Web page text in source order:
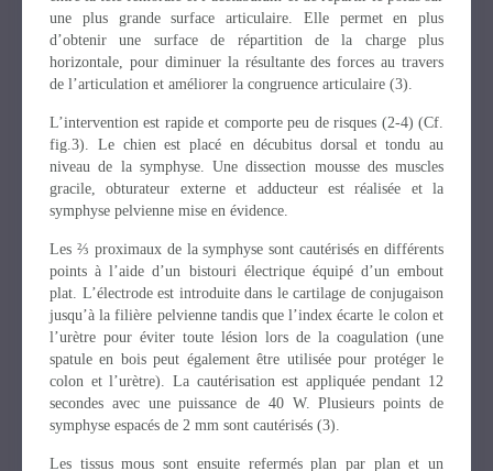
une plus grande surface articulaire. Elle permet en plus
d’obtenir une surface de répartition de la charge plus
horizontale, pour diminuer la résultante des forces au travers
de l’articulation et améliorer la congruence articulaire (3).
L’intervention est rapide et comporte peu de risques (2-4) (Cf.
fig.3). Le chien est placé en décubitus dorsal et tondu au
niveau de la symphyse. Une dissection mousse des muscles
gracile, obturateur externe et adducteur est réalisée et la
symphyse pelvienne mise en évidence.
Les ⅔ proximaux de la symphyse sont cautérisés en différents
points à l’aide d’un bistouri électrique équipé d’un embout
plat. L’électrode est introduite dans le cartilage de conjugaison
jusqu’à la filière pelvienne tandis que l’index écarte le colon et
l’urètre pour éviter toute lésion lors de la coagulation (une
spatule en bois peut également être utilisée pour protéger le
colon et l’urètre). La cautérisation est appliquée pendant 12
secondes avec une puissance de 40 W. Plusieurs points de
symphyse espacés de 2 mm sont cautérisés (3).
Les tissus mous sont ensuite refermés plan par plan et un